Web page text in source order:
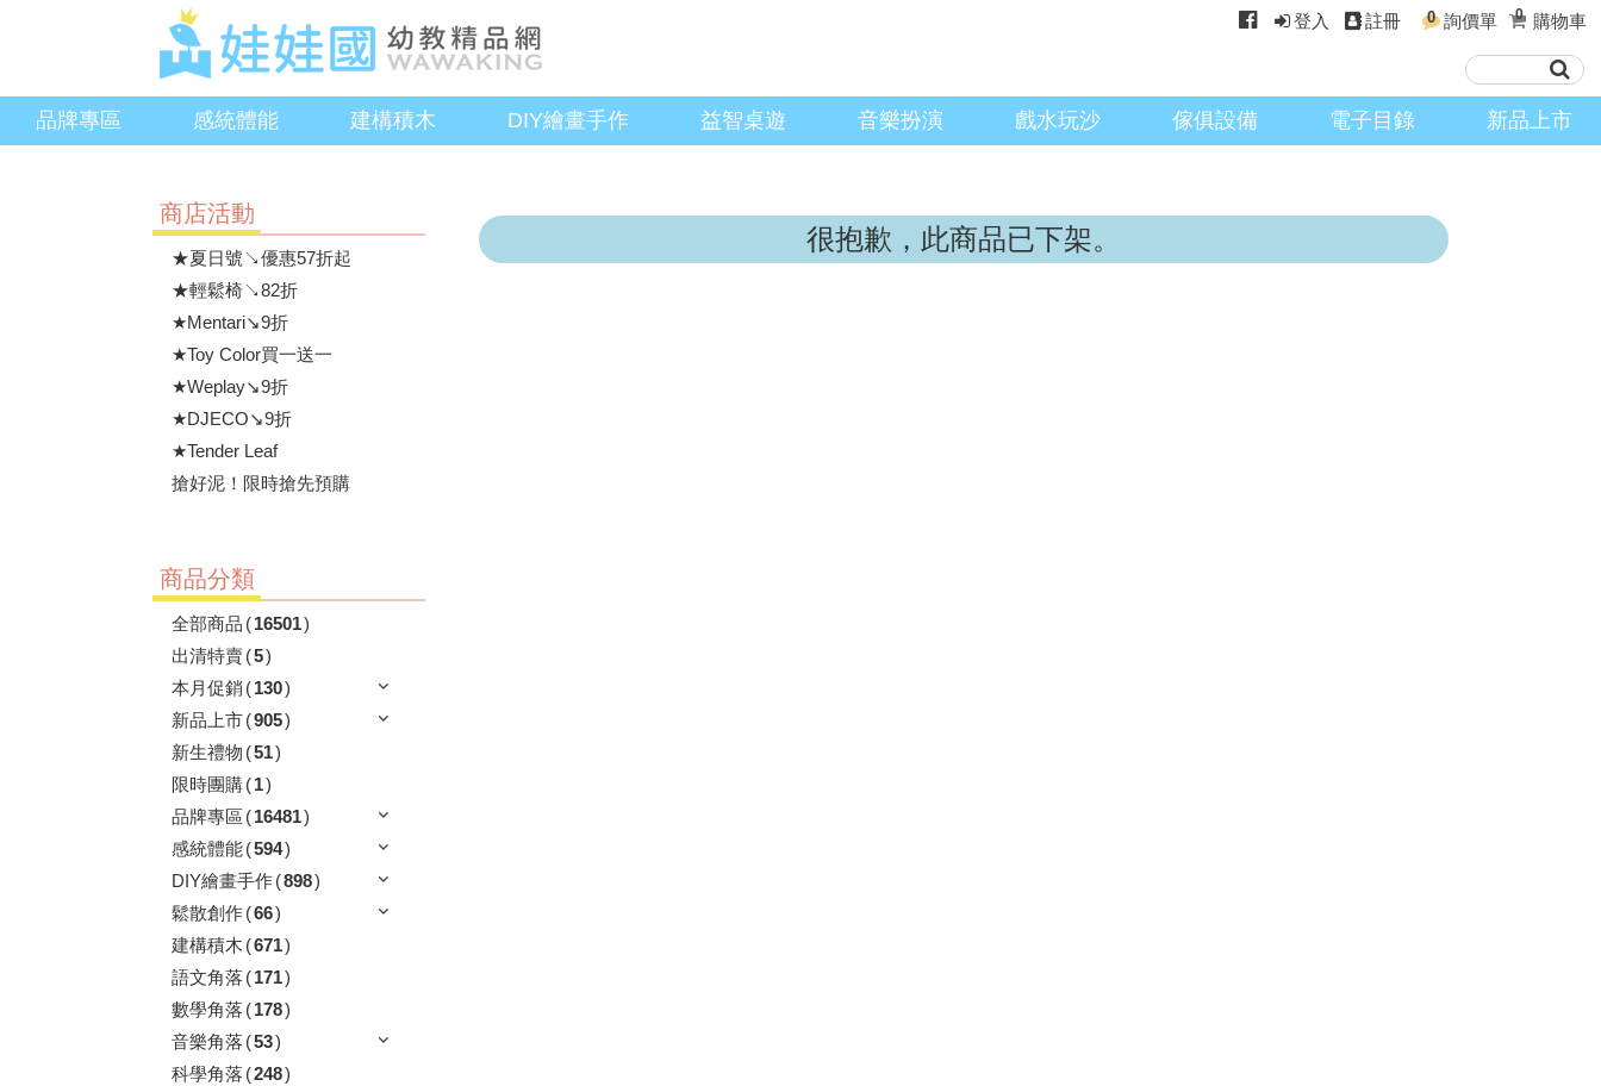
登入 註冊 0 詢價單 0 購物車
品牌專區 感統體能 建構積木 DIY繪畫手作 益智桌遊 音樂扮演 戲水玩沙 傢俱設備 電子目錄 新品上市
商店活動
★夏日號↘優惠57折起
★輕鬆椅↘82折
★Mentari↘9折
★Toy Color買一送一
★Weplay↘9折
★DJECO↘9折
★Tender Leaf
搶好泥！限時搶先預購
商品分類
全部商品 (16501)
出清特賣(5)
本月促銷(130)
新品上市(905)
新生禮物 (51)
限時團購(1)
品牌專區 (16481)
感統體能(594)
DIY繪畫手作(898)
鬆散創作(66)
建構積木 (671)
語文角落 (171)
數學角落 (178)
音樂角落 (53)
科學角落 (248)
很抱歉，此商品已下架。